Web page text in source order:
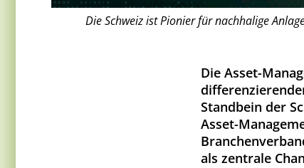
Die Schweiz ist Pionier für nachhalige
Die Asset-
Standbein der
Asset-
als zentrale